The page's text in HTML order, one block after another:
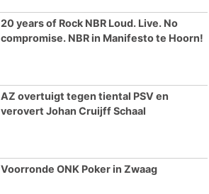
20 years of Rock NBR Loud. Live. No
compromise. NBR in Manifesto te Hoorn!
AZ overtuigt tegen tiental PSV en
verovert Johan Cruijff Schaal
Voorronde ONK Poker in Zwaag